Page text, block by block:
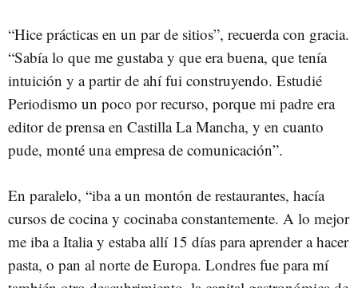
“Hice prácticas en un par de sitios”, recuerda con gracia.
“Sabía lo que me gustaba y que era buena, que tenía
intuición y a partir de ahí fui construyendo. Estudié
Periodismo un poco por recurso, porque mi padre era
editor de prensa en Castilla La Mancha, y en cuanto
pude, monté una empresa de comunicación”.
En paralelo, “iba a un montón de restaurantes, hacía
cursos de cocina y cocinaba constantemente. A lo mejor
me iba a Italia y estaba allí 15 días para aprender a hacer
pasta, o pan al norte de Europa. Londres fue para mí